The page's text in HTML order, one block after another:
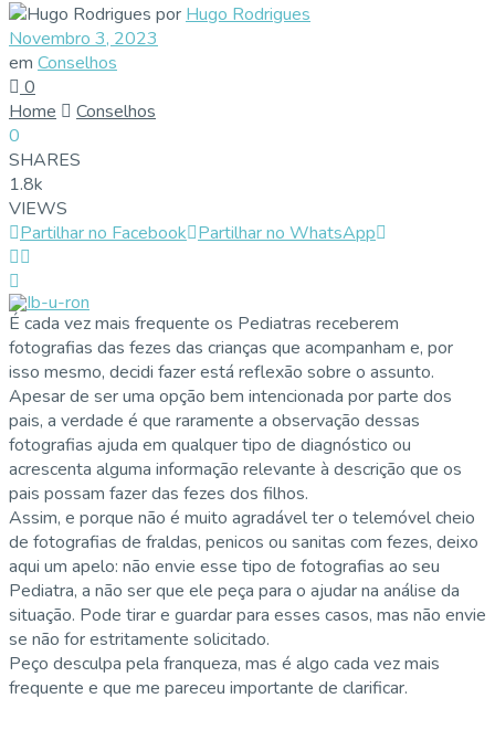
por Hugo Rodrigues
Novembro 3, 2023
em Conselhos
0
Home
Conselhos
0
SHARES
1.8k
VIEWS
Partilhar no Facebook Partilhar no WhatsApp
É cada vez mais frequente os Pediatras receberem
fotografias das fezes das crianças que acompanham e, por
isso mesmo, decidi fazer está reflexão sobre o assunto.
Apesar de ser uma opção bem intencionada por parte dos
pais, a verdade é que raramente a observação dessas
fotografias ajuda em qualquer tipo de diagnóstico ou
acrescenta alguma informação relevante à descrição que os
pais possam fazer das fezes dos filhos.
Assim, e porque não é muito agradável ter o telemóvel cheio
de fotografias de fraldas, penicos ou sanitas com fezes, deixo
aqui um apelo: não envie esse tipo de fotografias ao seu
Pediatra, a não ser que ele peça para o ajudar na análise da
situação. Pode tirar e guardar para esses casos, mas não envie
se não for estritamente solicitado.
Peço desculpa pela franqueza, mas é algo cada vez mais
frequente e que me pareceu importante de clarificar.